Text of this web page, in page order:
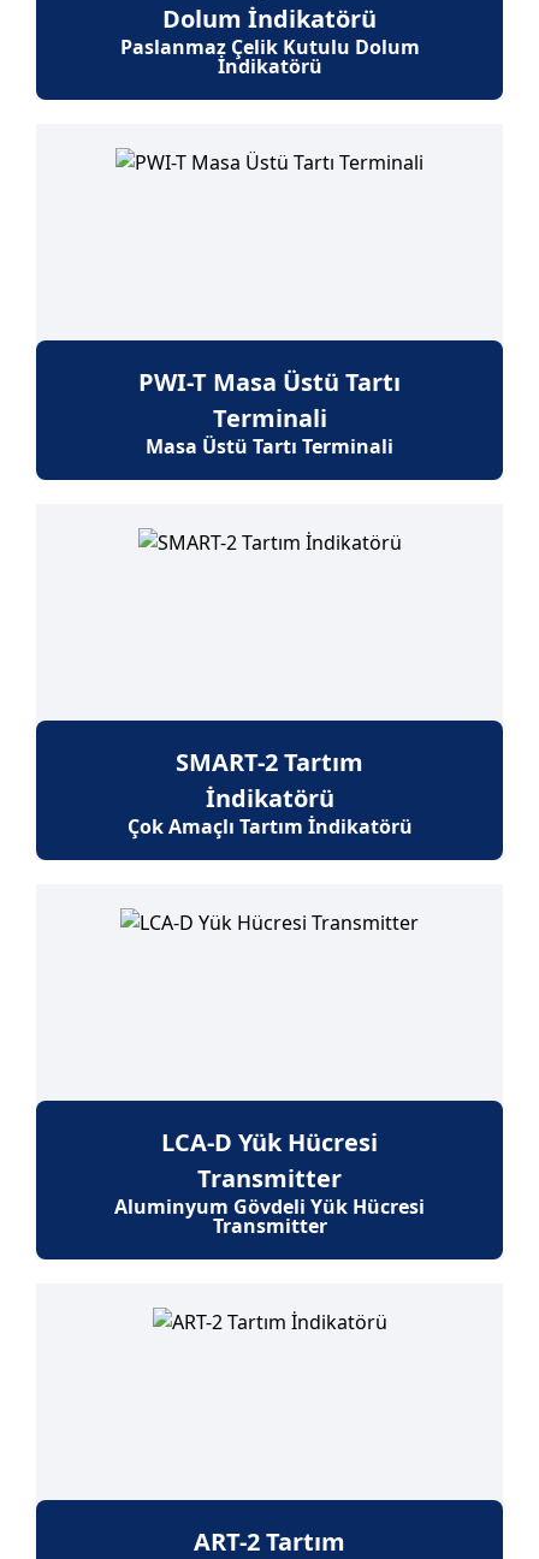
Dolum İndikatörü
Paslanmaz Çelik Kutulu Dolum
İndikatörü
PWI-T Masa Üstü Tartı
Terminali
Masa Üstü Tartı Terminali
SMART-2 Tartım
İndikatörü
Çok Amaçlı Tartım İndikatörü
LCA-D Yük Hücresi
Transmitter
Aluminyum Gövdeli Yük Hücresi
Transmitter
ART-2 Tartım